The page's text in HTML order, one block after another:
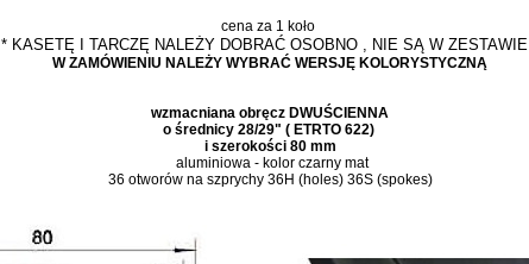
cena za 1 koło
* KASETĘ I TARCZĘ NALEŻY DOBRAĆ OSOBNO , NIE SĄ W ZESTAWIE
W ZAMÓWIENIU NALEŻY WYBRAĆ WERSJĘ KOLORYSTYCZNĄ
wzmacniana obręcz DWUŚCIENNA
o średnicy 28/29" ( ETRTO 622)
i szerokości 80 mm
aluminiowa - kolor czarny mat
36 otworów na szprychy 36H (holes) 36S (spokes)